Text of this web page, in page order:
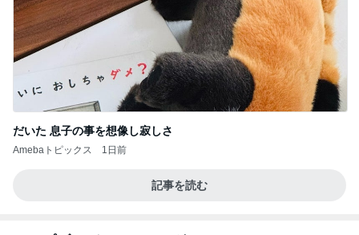
だいた 息子の事を想像し寂しさ
Amebaトピックス 1日前
記事を読む